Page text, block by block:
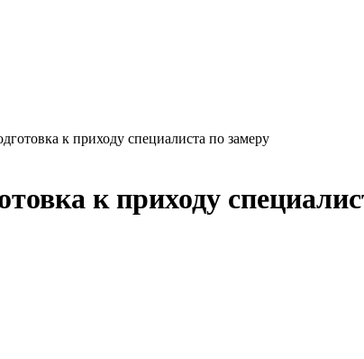
к приходу специалиста по замеру
к приходу